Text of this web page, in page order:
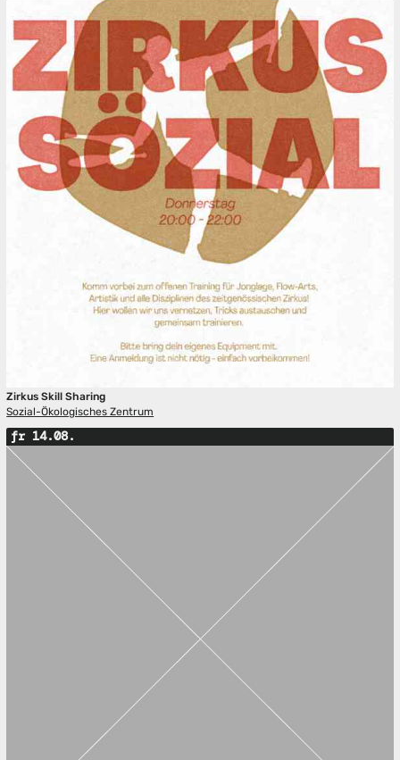
Zirkus Skill Sharing
Sozial-Ökologisches Zentrum
fr 14.08.